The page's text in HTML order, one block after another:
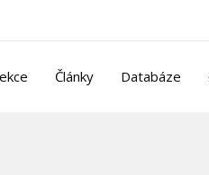
Články Databáze